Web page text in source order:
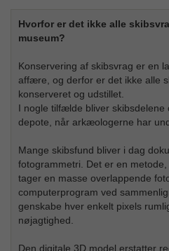
Hvorfor er det ikke alle
museum?
Konservering af skibsvrag er en
affære, og derfor er det ikke alle
konserveret og udstillet.
I nogle tilfælde bliver skibsdelene
depote, når arkæologerne har
Mange skibsfund bliver i dag
fotogrammetri. Det er en
tager en masse overlappende
computerprogram ved
genskabe hver enkelt pixels
nøjagtighed.
Den digitale 3D model erstatter